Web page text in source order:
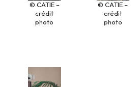
© CATIE –
crédit
photo
© CATIE –
crédit
photo